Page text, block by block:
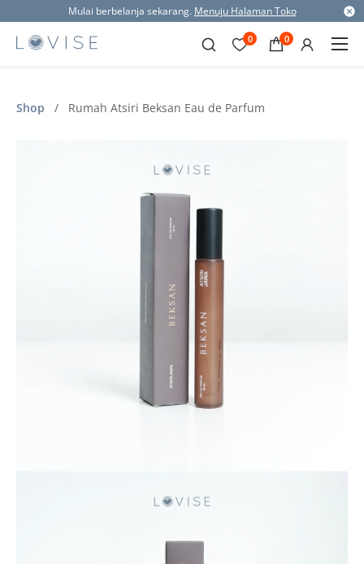
Mulai berbelanja sekarang. Menuju Halaman Toko
0 0
Shop / Rumah Atsiri Beksan Eau de Parfum